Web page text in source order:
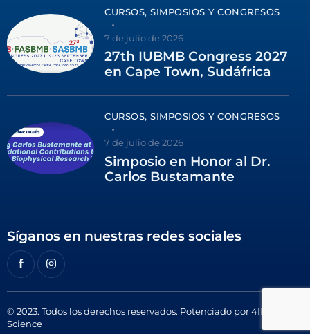
CURSOS, SIMPOSIOS Y CONGRESOS
7 de julio de 2026
27th IUBMB Congress 2027
en Cape Town, Sudáfrica
CURSOS, SIMPOSIOS Y CONGRESOS
7 de julio de 2026
Simposio en Honor al Dr.
Carlos Bustamante
Síganos en nuestras redes sociales
© 2023. Todos los derechos reservados. Potenciado por4ID
Science